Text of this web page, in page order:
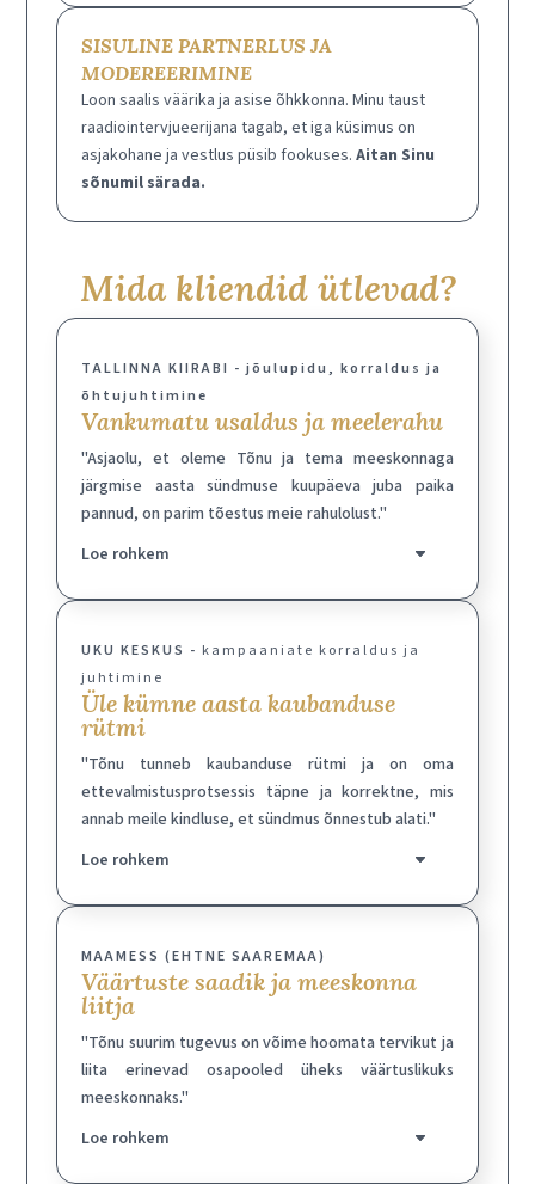
SISULINE PARTNERLUS JA
MODEREERIMINE
Loon saalis väärika ja asise õhkkonna. Minu taust
raadiointervjueerijana tagab, et iga küsimus on
asjakohane ja vestlus püsib fookuses.Aitan Sinu
sõnumil särada.
Mida kliendid ütlevad?
TALLINNA KIIRABI - jõulupidu, korraldus ja
õhtujuhtimine
Vankumatu usaldus ja meelerahu
"Asjaolu, et oleme Tõnu ja tema meeskonnaga
järgmise aasta sündmuse kuupäeva juba paika
pannud, on parim tõestus meie rahulolust."
Loe rohkem
UKU KESKUS - kampaaniate korraldus ja
juhtimine
Üle kümne aasta kaubanduse
rütmi
"Tõnu tunneb kaubanduse rütmi ja on oma
ettevalmistusprotsessis täpne ja korrektne, mis
annab meile kindluse, et sündmus õnnestub alati."
Loe rohkem
MAAMESS (EHTNE SAAREMAA)
Väärtuste saadik ja meeskonna
liitja
"Tõnu suurim tugevus on võime hoomata tervikut ja
liita erinevad osapooled üheks väärtuslikuks
meeskonnaks."
Loe rohkem